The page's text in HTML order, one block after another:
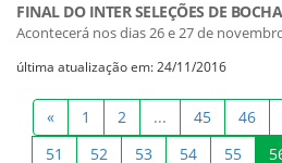
FINAL DO INTER SELEÇÕES DE
Acontecerá nos dias 26 e 27 de
última atualização em: 24/11/2016
« 1 2 ... 45 46
51
52 53 54 55